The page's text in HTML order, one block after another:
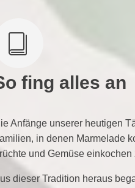
fing alles an
Anfänge unserer heutigen
in denen Marmelade
und Gemüse einkochen
dieser Tradition heraus